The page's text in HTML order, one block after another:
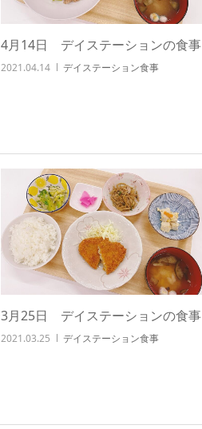
4月14日 デイステーションの食事
2021.04.14 デイステーション食事
3月25日 デイステーションの食事
2021.03.25 デイステーション食事